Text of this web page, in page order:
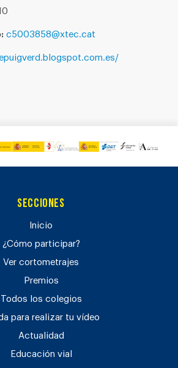
c5003858@xtec.cat
Secciones
Inicio
¿Cómo participar?
Ver cortometrajes
Premios
Todos los colegios
para realizar tu vídeo
Actualidad
Educación vial